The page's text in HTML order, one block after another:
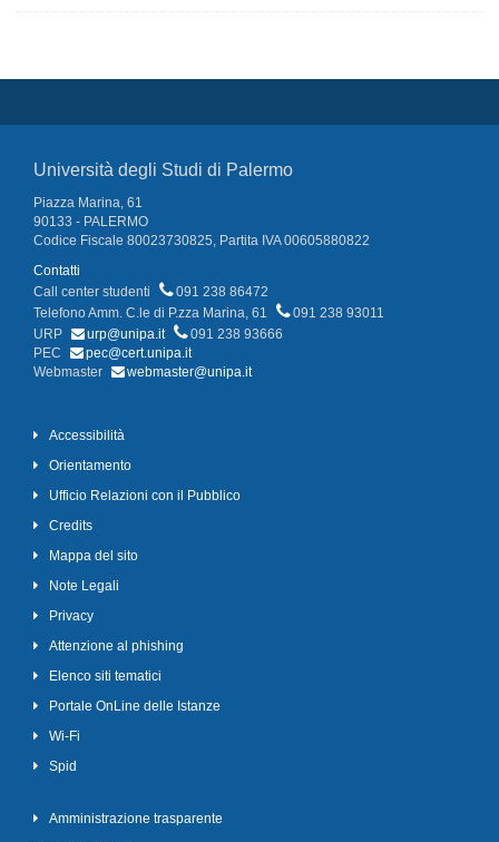
Università degli Studi di Palermo
Piazza Marina, 61
90133 - PALERMO
Codice Fiscale 80023730825, Partita IVA 00605880822
Contatti
Call center studenti
091 238 86472
Telefono Amm. C.le di P.zza Marina, 61
091 238 93011
URP
urp@unipa.it
091 238 93666
PEC
pec@cert.unipa.it
Webmaster
webmaster@unipa.it
Accessibilità
Orientamento
Ufficio Relazioni con il Pubblico
Credits
Mappa del sito
Note Legali
Privacy
Attenzione al phishing
Elenco siti tematici
Portale OnLine delle Istanze
Wi-Fi
Spid
Amministrazione trasparente